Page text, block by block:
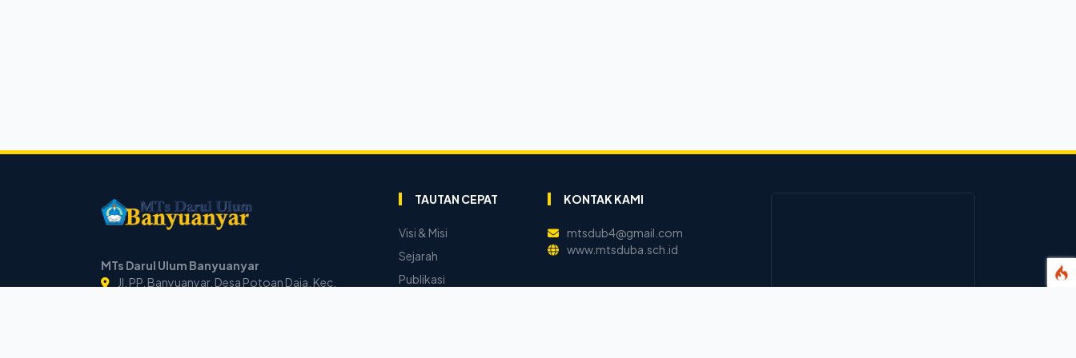
MTs Darul Ulum Banyuanyar
Jl. PP. Banyuanyar, Desa Potoan Daja, Kec.
TAUTAN CEPAT
Visi & Misi
Sejarah
Publikasi
KONTAK KAMI
mtsdub4@gmail.com
www.mtsduba.sch.id